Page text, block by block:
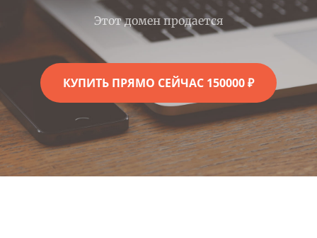
Этот домен продается
КУПИТЬ ПРЯМО СЕЙЧАС 150000 ₽